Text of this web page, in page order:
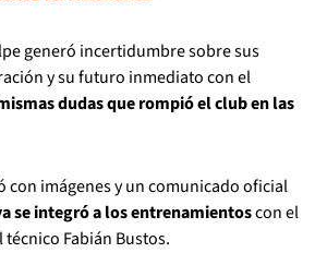
generó incertidumbre sobre sus
y su futuro inmediato con el
dudas que rompió el club en las
con imágenes y un comunicado oficial
se integró a los entrenamientoscon el
Fabián Bustos.